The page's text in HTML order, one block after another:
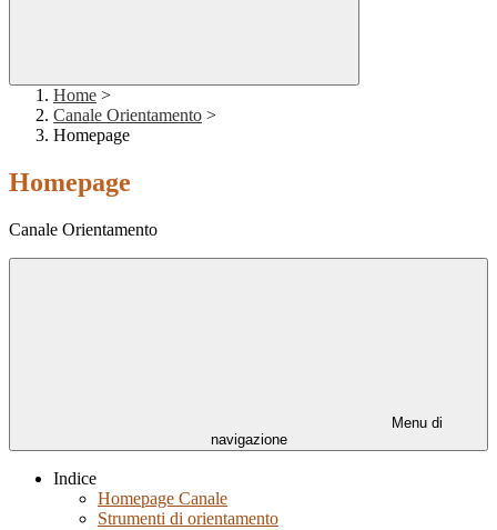
Home >
Canale Orientamento >
Homepage
Homepage
Canale Orientamento
Menu di
navigazione
Indice
Homepage Canale
Strumenti di orientamento